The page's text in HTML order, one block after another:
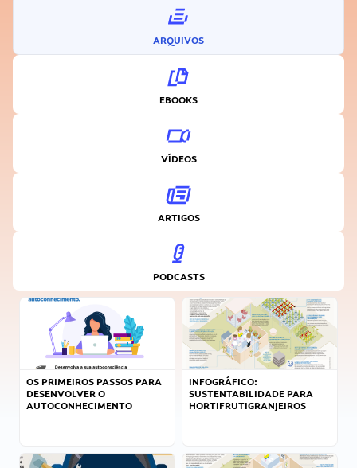
ARQUIVOS
EBOOKS
VÍDEOS
ARTIGOS
PODCASTS
OS PRIMEIROS PASSOS PARA
DESENVOLVER O
AUTOCONHECIMENTO
INFOGRÁFICO:
SUSTENTABILIDADE PARA
HORTIFRUTIGRANJEIROS